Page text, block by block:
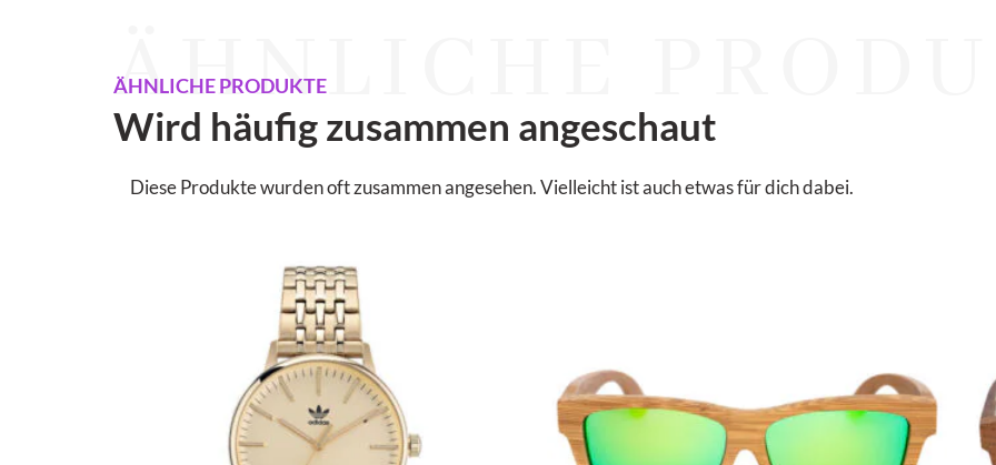
ÄHNLICHE
ÄHNLICHE PRODUKTE
Wird häufig zusammen angeschaut
Diese Produkte wurden oft zusammen angesehen. Vielleicht ist auch etwas für dich dabei.